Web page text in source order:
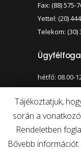
Fax: (88) 575-
Yettel: (20)
Telekom: (30)
hétfő: 08.00-
szerda:
Nagy
Betűméret
Tájékoztatjuk,
során a
Rendeletben
Bővebb